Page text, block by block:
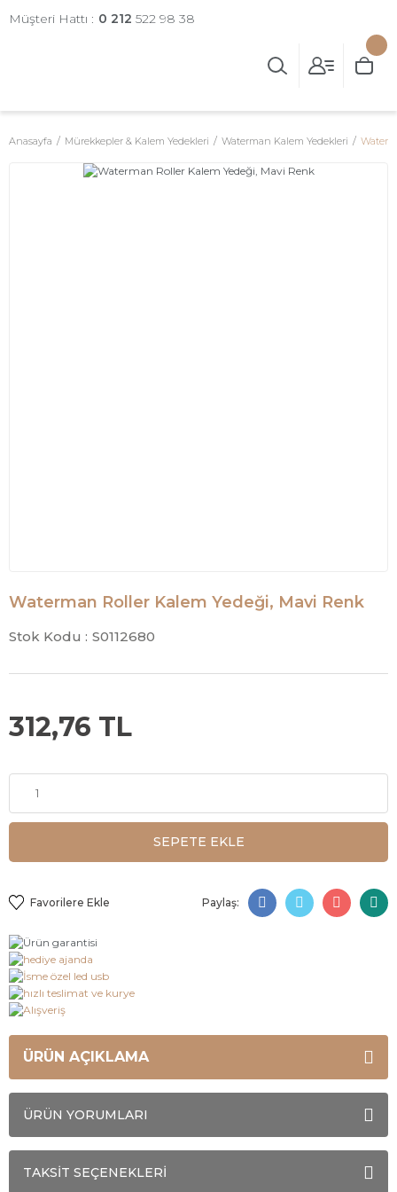
Müşteri Hattı : 0 212 522 98 38
Anasayfa Mürekkepler & Kalem Yedekleri Waterman Kalem Yedekleri
Waterman Roller Kalem Yedeği, Mavi Renk
Stok Kodu : S0112680
312,76 TL
SEPETE EKLE
Paylaş:
ÜRÜN AÇIKLAMA
ÜRÜN YORUMLARI
TAKSİT SEÇENEKLERİ